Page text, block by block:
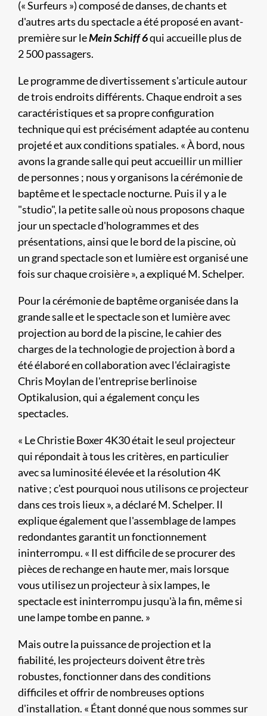
(« Surfeurs ») composé de danses, de chants et
d'autres arts du spectacle a été proposé en avant-
première sur leMein Schiff 6qui accueille plus de
2 500 passagers.
Le programme de divertissement s'articule autour
de trois endroits différents. Chaque endroit a ses
caractéristiques et sa propre configuration
technique qui est précisément adaptée au contenu
projeté et aux conditions spatiales. « À bord, nous
avons la grande salle qui peut accueillir un millier
de personnes ; nous y organisons la cérémonie de
baptême et le spectacle nocturne. Puis il y a le
"studio", la petite salle où nous proposons chaque
jour un spectacle d'hologrammes et des
présentations, ainsi que le bord de la piscine, où
un grand spectacle son et lumière est organisé une
fois sur chaque croisière », a expliqué M. Schelper.
Pour la cérémonie de baptême organisée dans la
grande salle et le spectacle son et lumière avec
projection au bord de la piscine, le cahier des
charges de la technologie de projection à bord a
été élaboré en collaboration avec l'éclairagiste
Chris Moylan de l'entreprise berlinoise
Optikalusion, qui a également conçu les
spectacles.
« Le Christie Boxer 4K30 était le seul projecteur
qui répondait à tous les critères, en particulier
avec sa luminosité élevée et la résolution 4K
native ; c'est pourquoi nous utilisons ce projecteur
dans ces trois lieux », a déclaré M. Schelper. Il
explique également que l'assemblage de lampes
redondantes garantit un fonctionnement
ininterrompu. « Il est difficile de se procurer des
pièces de rechange en haute mer, mais lorsque
vous utilisez un projecteur à six lampes, le
spectacle est ininterrompu jusqu'à la fin, même si
une lampe tombe en panne. »
Mais outre la puissance de projection et la
fiabilité, les projecteurs doivent être très
robustes, fonctionner dans des conditions
difficiles et offrir de nombreuses options
d'installation. « Étant donné que nous sommes sur